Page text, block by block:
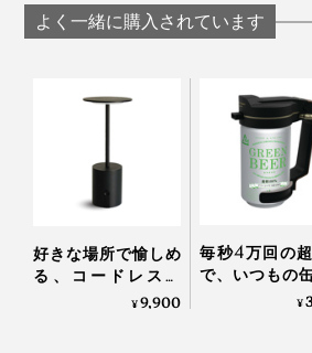
RayES
きジュウバコ
（135ml×2）
よく一緒に購入されています
好きな場所で愉しめ
る、コードレスの
「晩酌ライト」
¥9,900
毎秒4万回の
で、いつもの缶
ルからクリー¥